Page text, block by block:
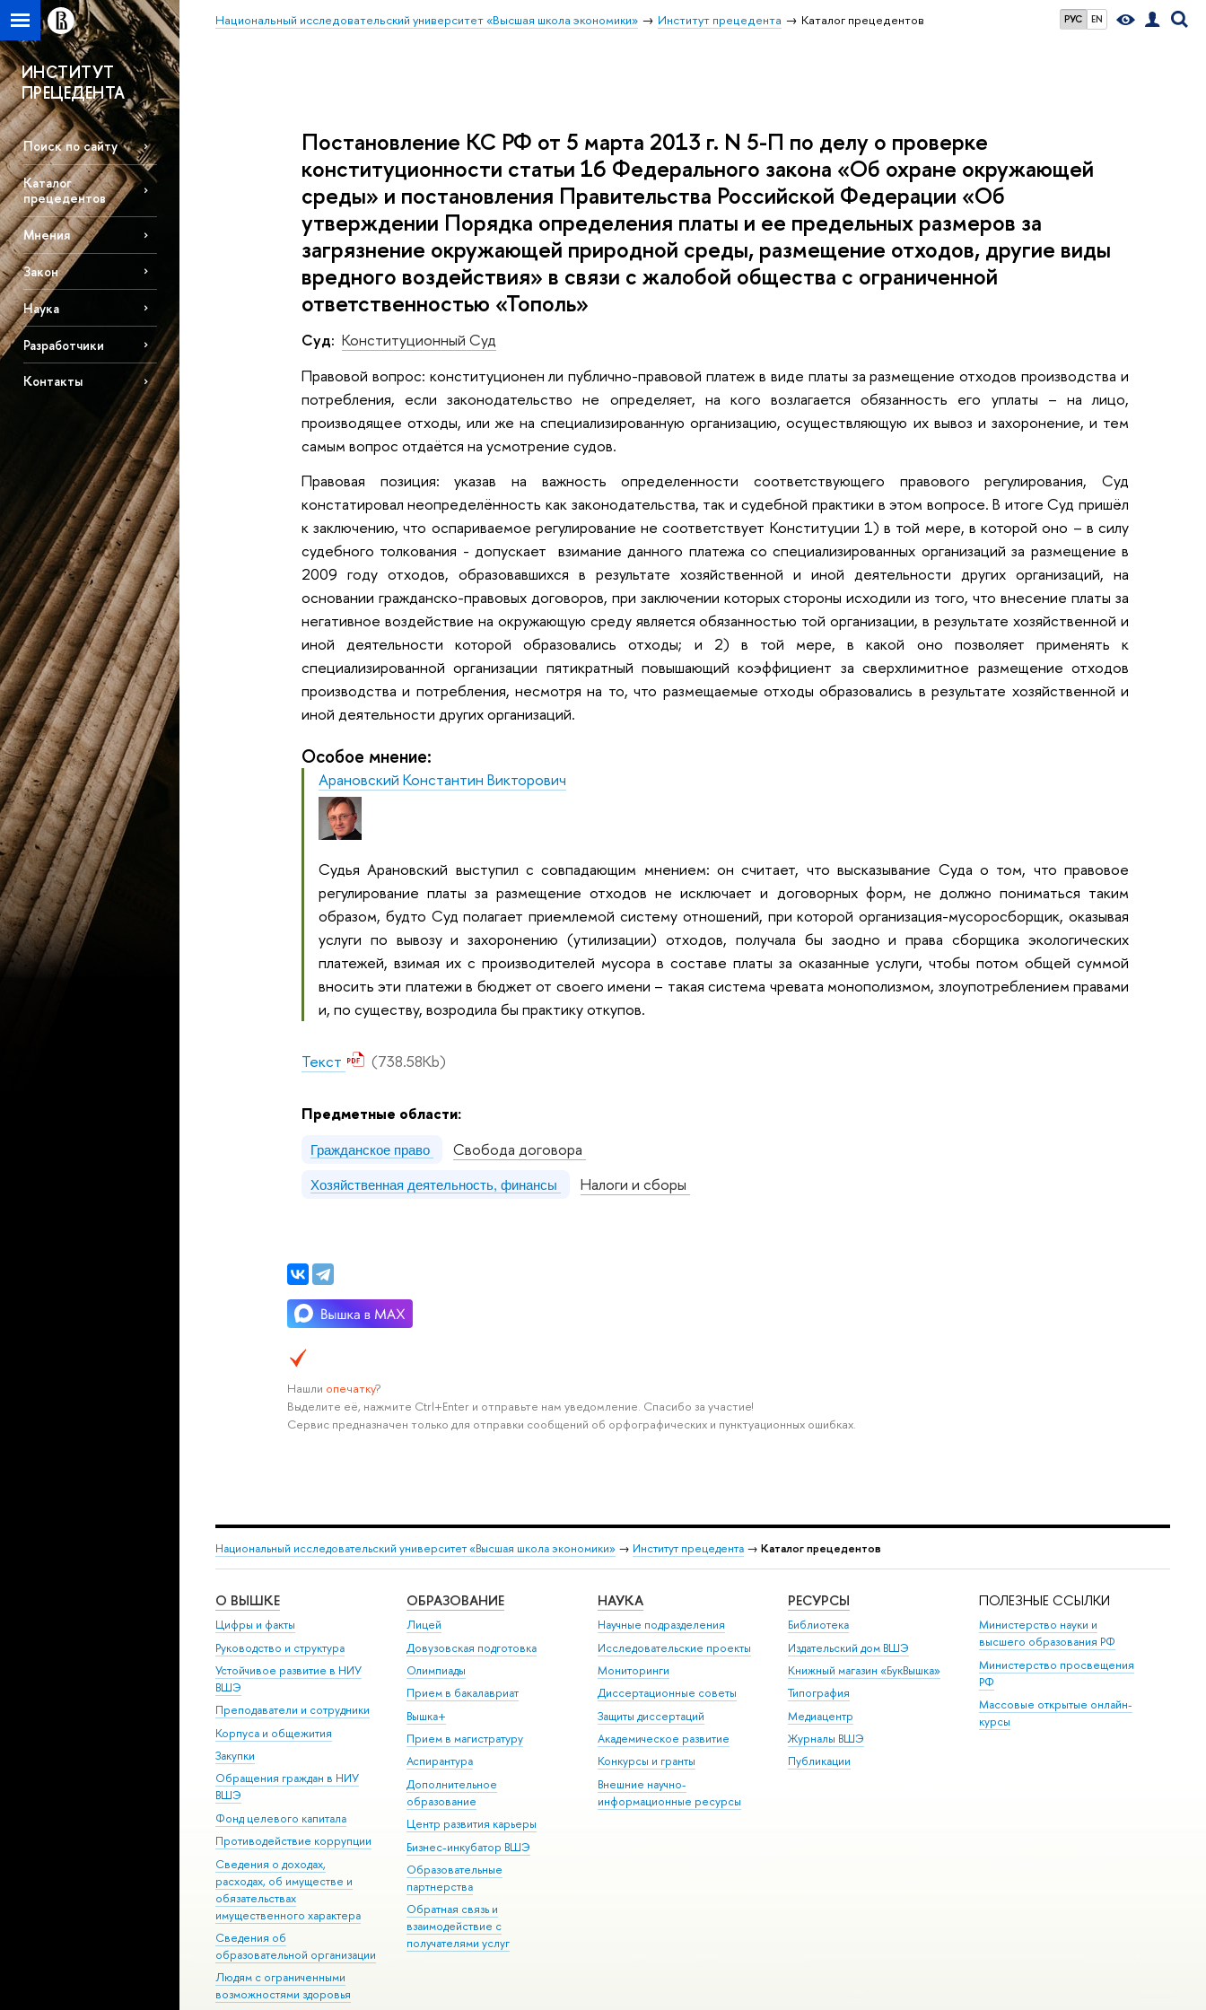
РУС EN
Национальный исследовательский университет «Высшая школа экономики» Институт прецедента Каталог прецедентов
ИНСТИТУТ
ПРЕЦЕДЕНТА
Поиск по сайту
Каталог
прецедентов
Мнения
Закон
Наука
Разработчики
Контакты
Постановление КС РФ от 5 марта 2013 г. N 5-П по делу о проверке
конституционности статьи 16 Федерального закона «Об охране окружающей
среды» и постановления Правительства Российской Федерации «Об
утверждении Порядка определения платы и ее предельных размеров за
загрязнение окружающей природной среды, размещение отходов, другие виды
вредного воздействия» в связи с жалобой общества с ограниченной
ответственностью «Тополь»
Суд: Конституционный Суд
Правовой вопрос: конституционен ли публично-правовой платеж в виде платы за размещение отходов производства и
потребления, если законодательство не определяет, на кого возлагается обязанность его уплаты – на лицо,
производящее отходы, или же на специализированную организацию, осуществляющую их вывоз и захоронение, и тем
самым вопрос отдаётся на усмотрение судов.
Правовая позиция: указав на важность определенности соответствующего правового регулирования, Суд
констатировал неопределённость как законодательства, так и судебной практики в этом вопросе. В итоге Суд пришёл
к заключению, что оспариваемое регулирование не соответствует Конституции 1) в той мере, в которой оно – в силу
судебного толкования - допускает взимание данного платежа со специализированных организаций за размещение в
2009 году отходов, образовавшихся в результате хозяйственной и иной деятельности других организаций, на
основании гражданско-правовых договоров, при заключении которых стороны исходили из того, что внесение платы за
негативное воздействие на окружающую среду является обязанностью той организации, в результате хозяйственной и
иной деятельности которой образовались отходы; и 2) в той мере, в какой оно позволяет применять к
специализированной организации пятикратный повышающий коэффициент за сверхлимитное размещение отходов
производства и потребления, несмотря на то, что размещаемые отходы образовались в результате хозяйственной и
иной деятельности других организаций.
Особое мнение:
Арановский Константин Викторович
Судья Арановский выступил с совпадающим мнением: он считает, что высказывание Суда о том, что правовое
регулирование платы за размещение отходов не исключает и договорных форм, не должно пониматься таким
образом, будто Суд полагает приемлемой систему отношений, при которой организация-мусоросборщик, оказывая
услуги по вывозу и захоронению (утилизации) отходов, получала бы заодно и права сборщика экологических
платежей, взимая их с производителей мусора в составе платы за оказанные услуги, чтобы потом общей суммой
вносить эти платежи в бюджет от своего имени – такая система чревата монополизмом, злоупотреблением правами
и, по существу, возродила бы практику откупов.
Текст (738.58Kb)
Предметные области:
Гражданское право Свобода договора
Хозяйственная деятельность, финансы Налоги и сборы
Нашли опечатку?
Выделите её, нажмите Ctrl+Enter и отправьте нам уведомление. Спасибо за участие!
Сервис предназначен только для отправки сообщений об орфографических и пунктуационных ошибках.
Национальный исследовательский университет «Высшая школа экономики» → Институт прецедента → Каталог прецедентов
О ВЫШКЕ
Цифры и факты
Руководство и структура
Устойчивое развитие в НИУ
ВШЭ
Преподаватели и сотрудники
Корпуса и общежития
Закупки
Обращения граждан в НИУ
ВШЭ
Фонд целевого капитала
Противодействие коррупции
Сведения о доходах,
расходах, об имуществе и
обязательствах
имущественного характера
Сведения об
образовательной организации
Людям с ограниченными
возможностями здоровья
ОБРАЗОВАНИЕ
Лицей
Довузовская подготовка
Олимпиады
Прием в бакалавриат
Вышка+
Прием в магистратуру
Аспирантура
Дополнительное
образование
Центр развития карьеры
Бизнес-инкубатор ВШЭ
Образовательные
партнерства
Обратная связь и
взаимодействие с
получателями услуг
НАУКА
Научные подразделения
Исследовательские проекты
Мониторинги
Диссертационные советы
Защиты диссертаций
Академическое развитие
Конкурсы и гранты
Внешние научно-
информационные ресурсы
РЕСУРСЫ
Библиотека
Издательский дом ВШЭ
Книжный магазин «БукВышка»
Типография
Медиацентр
Журналы ВШЭ
Публикации
ПОЛЕЗНЫЕ ССЫЛКИ
Министерство науки и
высшего образования РФ
Министерство просвещения
РФ
Массовые открытые онлайн-
курсы